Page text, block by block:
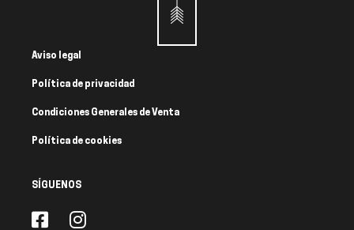
Aviso legal
Política de privacidad
Condiciones Generales de Venta
Política de cookies
SÍGUENOS